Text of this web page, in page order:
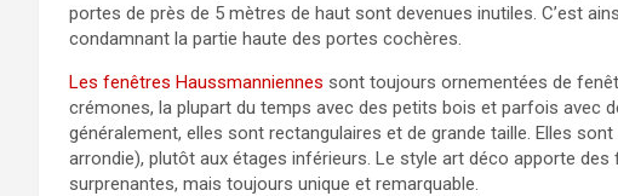
portes de près de 5 mètres de haut sont devenues inutiles. C’est
condamnant la partie haute des portes cochères.
Les fenêtres Haussmanniennes sont toujours ornementées de
crémones, la plupart du temps avec des petits bois et parfois avec
généralement, elles sont rectangulaires et de grande taille. Elles
arrondie), plutôt aux étages inférieurs. Le style art déco apporte
surprenantes, mais toujours unique et remarquable.